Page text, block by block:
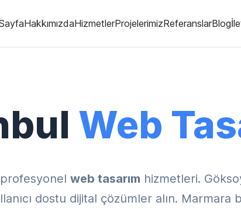
HakkımızdaHizmetlerProjelerimizReferanslarBlog
Web
web tasarım hizmetleri.
dostu dijital çözümler alın. Marmara